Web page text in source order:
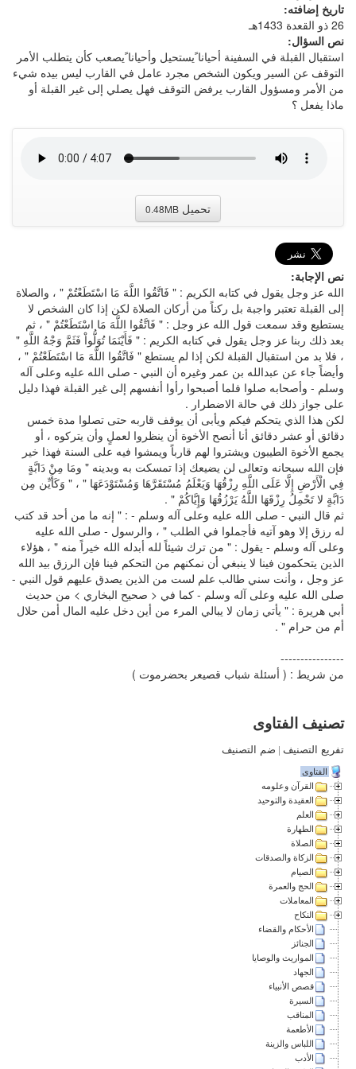
تاريخ إضافته:
26 ذو القعدة 1433هـ
نص السؤال:
استقبال القبلة في السفينة أحيانا ًيستحيل وأحيانا ًيصعب كأن يتطلب الأمر
التوقف عن السير ويكون الشخص مجرد عامل في القارب ليس بيده شيء
من الأمر ومسؤول القارب يرفض التوقف فهل يصلي إلى غير القبلة أو
ماذا يفعل ؟
تحميل 0.48MB
نص الإجابة:
الله عز وجل يقول في كتابه الكريم : " فَاتَّقُوا اللَّهَ مَا اسْتَطَعْتُمْ " ، والصلاة
إلى القبلة تعتبر واجبة بل ركناً من أركان الصلاة لكن إذا كان الشخص لا
يستطيع وقد سمعت قول الله عز وجل : " فَاتَّقُوا اللَّهَ مَا اسْتَطَعْتُمْ " ، ثم
بعد ذلك ربنا عز وجل يقول في كتابه الكريم : " فَأَيْنَمَا تُوَلُّواْ فَثَمَّ وَجْهُ اللَّهِ "
، فلا بد من استقبال القبلة لكن إذا لم يستطع " فَاتَّقُوا اللَّهَ مَا اسْتَطَعْتُمْ " ،
وأيضاً جاء عن عبدالله بن عمر وغيره أن النبي - صلى الله عليه وعلى آله
وسلم - وأصحابه صلوا فلما أصبحوا رأوا أنفسهم إلى غير القبلة فهذا دليل
على جواز ذلك في حالة الاضطرار .
لكن هذا الذي يتحكم فيكم ويأبى أن يوقف قاربه حتى تصلوا مدة خمس
دقائق أو عشر دقائق أنا أنصح الأخوة أن ينظروا لعملٍ وأن يتركوه ، أو
يجمع الأخوة الطيبون ويشتروا لهم قارباً ويمشوا فيه على السنة فهذا خير
فإن الله سبحانه وتعالى لن يضيعك إذا تمسكت به وبدينه " ومَا مِنْ دَابَّةٍ
فِي الْأَرْضِ إِلَّا عَلَى اللَّهِ رِزْقُهَا وَيَعْلَمُ مُسْتَقَرَّهَا وَمُسْتَوْدَعَهَا " ، " وَكَأَيِّن مِن
دَابَّةٍ لا تَحْمِلُ رِزْقَهَا اللَّهُ يَرْزُقُهَا وَإِيَّاكُمْ " .
ثم قال النبي - صلى الله عليه وعلى آله وسلم - : " إنه ما من أحد قد كتب
له رزق إلا وهو آتيه فأجملوا في الطلب " ، والرسول - صلى الله عليه
وعلى آله وسلم - يقول : " من ترك شيئاً لله أبدله الله خيراً منه " ، هؤلاء
الذين يتحكمون فينا لا ينبغي أن نمكنهم من التحكم فينا فإن الرزق بيد الله
عز وجل ، وأنت سني طالب علم لست من الذين يصدق عليهم قول النبي -
صلى الله عليه وعلى آله وسلم - كما في < صحيح البخاري > من حديث
أبي هريرة : " يأتي زمان لا يبالي المرء من أين دخل عليه المال أمن حلال
أم من حرام " .
----------------
من شريط : ( أسئلة شباب قصيعر بحضرموت )
تصنيف الفتاوى
تفريع التصنيف | ضم التصنيف
الفتاوى
القرآن وعلومه
العقيدة والتوحيد
العلم
الطهارة
الصلاة
الزكاة والصدقات
الصيام
الحج والعمرة
المعاملات
النكاح
الأحكام والقضاء
الجنائز
المواريث والوصايا
الجهاد
قصص الأنبياء
السيرة
المناقب
الأطعمة
اللباس والزينة
الأدب